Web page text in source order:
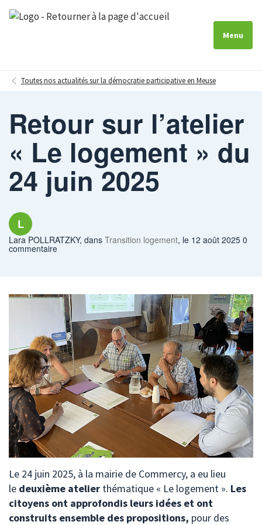
Menu
Toutes nos actualités sur la démocratie participative en Meuse
Retour sur l’atelier
« Le logement » du
24 juin 2025
L
Lara POLLRATZKY, dans Transition logement, le 12 août 2025 0
commentaire
Le 24 juin 2025, à la mairie de Commercy, a eu lieu
le deuxième atelier thématique « Le logement ». Les
citoyens ont approfondis leurs idées et ont
construits ensemble des propositions, pour des